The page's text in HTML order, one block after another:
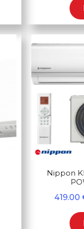
Nippon
419.00